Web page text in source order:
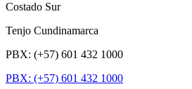
Costado Sur
Tenjo Cundinamarca
PBX: (+57) 601 432 1000
PBX: (+57) 601 432 1000